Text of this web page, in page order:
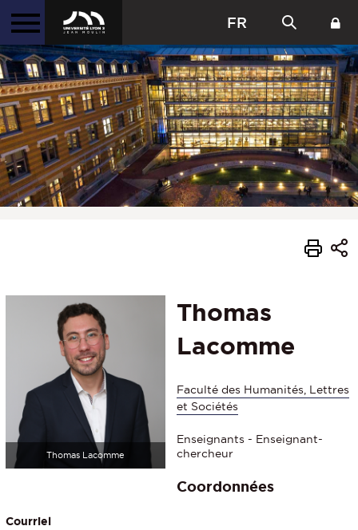
FR
Thomas Lacomme
Thomas
Lacomme
Faculté des Humanités, Lettres
et Sociétés
Enseignants - Enseignant-
chercheur
Coordonnées
Courriel